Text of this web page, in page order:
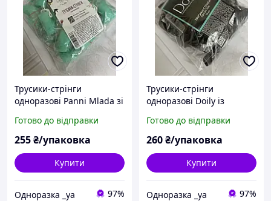
Трусики-стрінги
одноразові Panni Mlada зі
Готово до відправки
255₴/упаковка
Купити
Одноразка _уа 97%
Трусики-стрінги
одноразові Doily із
Готово до відправки
260₴/упаковка
Купити
Одноразка _уа 97%